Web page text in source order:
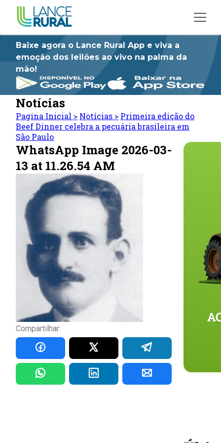
Baixe agora o Lance Rural App e viva a
emoção dos leilões ao vivo na palma da
mão!
Notícias
Pagina Inicial > Notícias > Primeira edição do
Beef Dinner celebra a pecuária brasileira em
São Paulo
WhatsApp Image 2026-03-
13 at 11.26.54 AM
Compartilhar: